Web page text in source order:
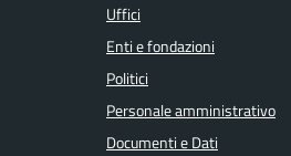
Uffici
Enti e fondazioni
Politici
Personale amministrativo
Documenti e Dati